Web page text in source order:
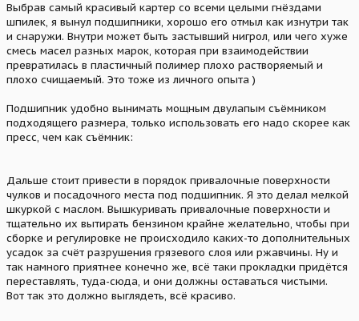
Выбрав самый красивый картер со всеми целыми гнёздами
шпилек, я вынул подшипники, хорошо его отмыл как изнутри так
и снаружи. Внутри может быть застывший нигрол, или чего хуже
смесь масел разных марок, которая при взаимодействии
превратилась в пластичный полимер плохо растворяемый и
плохо счищаемый. Это тоже из личного опыта )
Подшипник удобно вынимать мощным двулапым съёмником
подходящего размера, только использовать его надо скорее как
пресс, чем как съёмник:
Дальше стоит привести в порядок привалочные поверхности
чулков и посадочного места под подшипник. Я это делал мелкой
шкуркой с маслом. Вышкуривать привалочные поверхности и
тщательно их вытирать бензином крайне желательно, чтобы при
сборке и регулировке не происходило каких-то дополнительных
усадок за счёт разрушения грязевого слоя или ржавчины. Ну и
так намного приятнее конечно же, всё таки прокладки придётся
переставлять, туда-сюда, и они должны оставаться чистыми.
Вот так это должно выглядеть, всё красиво.